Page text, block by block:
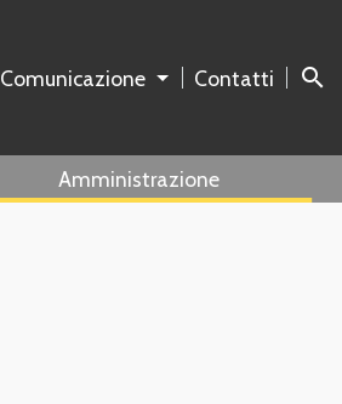
Comunicazione Contatti search
Amministrazione